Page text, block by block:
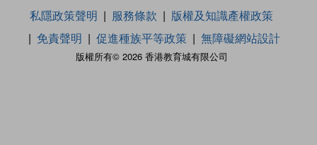
版權所有© 2026 香港教育城有限公司
私隱政策聲明 服務條款
版權及知識產權政策
免責聲明
促進種族平等政策 無障礙網站設計